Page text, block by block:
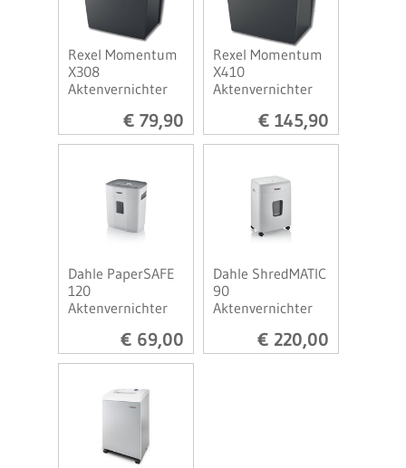
Rexel Momentum
X308
Aktenvernichter
€ 79,90
Rexel Momentum
X410
Aktenvernichter
€ 145,90
Dahle PaperSAFE
120
Aktenvernichter
€ 69,00
Dahle ShredMATIC
90
Aktenvernichter
€ 220,00